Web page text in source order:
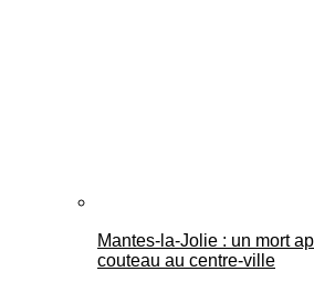
Mantes-la-Jolie : un mort
couteau au centre-ville